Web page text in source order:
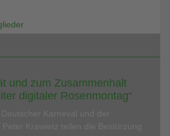
und zum Zusammenhalt
digitaler Rosenmontag“